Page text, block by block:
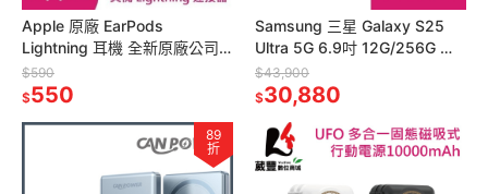
Apple 原廠 EarPods
Lightning 耳機 全新原廠公司
貨【葳豐數位商城】
$590
$550
Samsung 三星 Galaxy S25
Ultra 5G 6.9吋 12G/256G 旗
艦智慧手機
$43,900
$30,880
89
折